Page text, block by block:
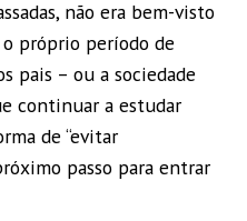
não era bem-visto
próprio período de
pais – ou a sociedade
continuar a estudar
de “evitar
passo para entrar